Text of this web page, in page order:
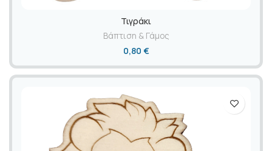
Τιγράκι
Βάπτιση & Γάμος
0,80 €